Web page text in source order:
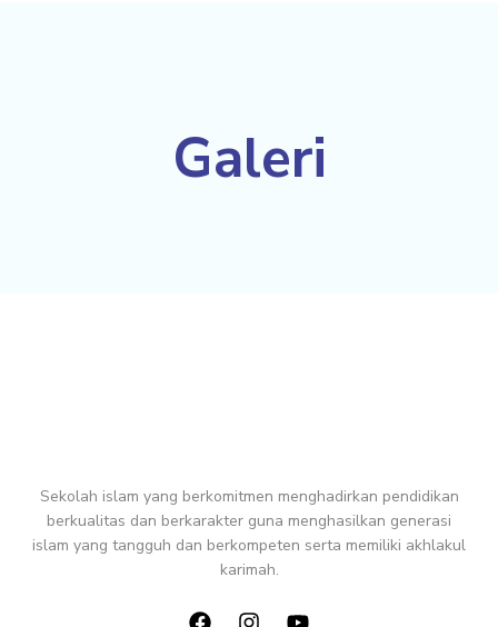
Galeri
Sekolah islam yang berkomitmen menghadirkan pendidikan
berkualitas dan berkarakter guna menghasilkan generasi
islam yang tangguh dan berkompeten serta memiliki akhlakul
karimah.